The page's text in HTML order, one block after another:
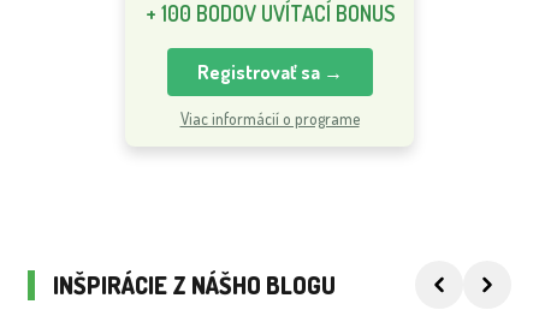
+ 100 BODOV UVÍTACÍ BONUS
Registrovať sa →
Viac informácií o programe
INŠPIRÁCIE Z NÁŠHO BLOGU